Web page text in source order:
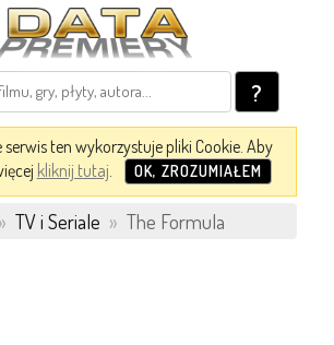
?
ten wykorzystuje pliki Cookie. Aby
kliknij tutaj. OK, ZROZUMIAŁEM
» TV i Seriale » The Formula